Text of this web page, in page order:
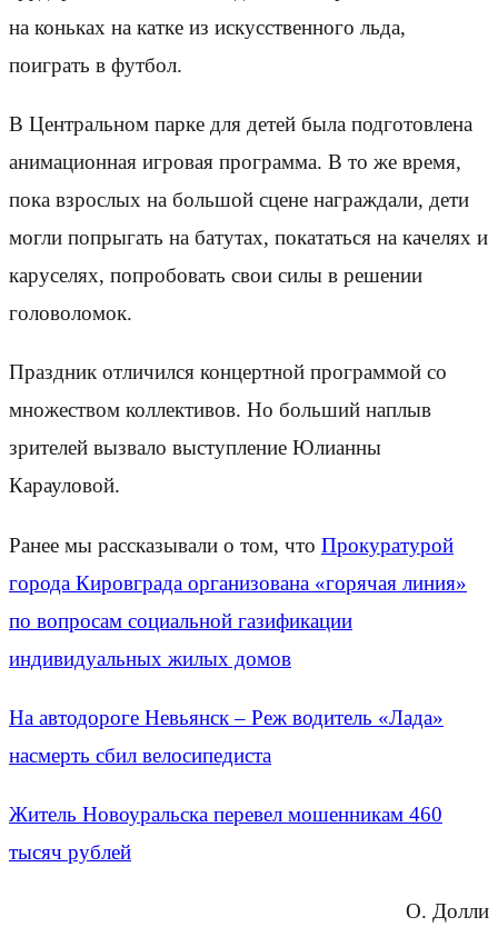
на коньках на катке из искусственного льда,
поиграть в футбол.
В Центральном парке для детей была подготовлена
анимационная игровая программа. В то же время,
пока взрослых на большой сцене награждали, дети
могли попрыгать на батутах, покататься на качелях и
каруселях, попробовать свои силы в решении
головоломок.
Праздник отличился концертной программой со
множеством коллективов. Но больший наплыв
зрителей вызвало выступление Юлианны
Карауловой.
Ранее мы рассказывали о том, что Прокуратурой
города Кировграда организована «горячая линия»
по вопросам социальной газификации
индивидуальных жилых домов
На автодороге Невьянск – Реж водитель «Лада»
насмерть сбил велосипедиста
Житель Новоуральска перевел мошенникам 460
тысяч рублей
О. Долли